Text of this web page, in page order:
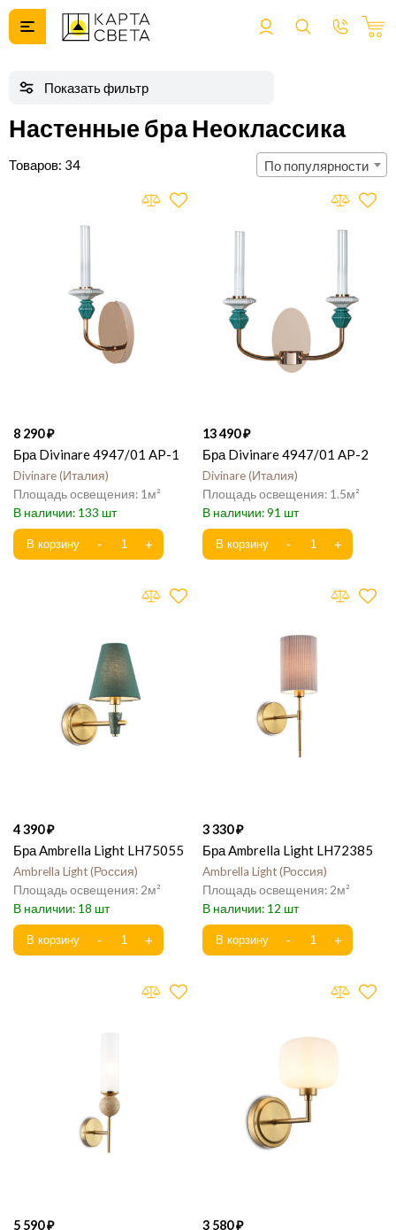
Настенные бра Неоклассика
34 По популярности
8 290
Бра Divinare 4947/01 AP-1
Divinare Италия
1
133
13 490
Бра Divinare 4947/01 AP-2
Divinare Италия
1.5
91
4 390
Бра Ambrella Light LH75055
Ambrella Light Россия
2
18
3 330
Бра Ambrella Light LH72385
Ambrella Light Россия
2
12
5 590 3 580